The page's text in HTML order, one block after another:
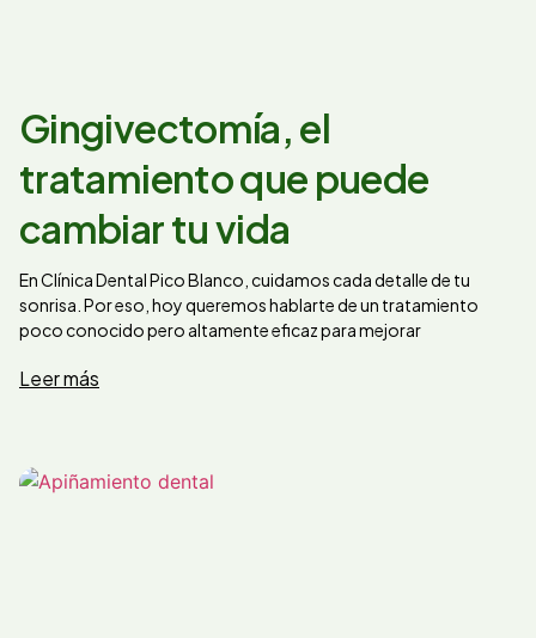
Gingivectomía, el
tratamiento que puede
cambiar tu vida
En Clínica Dental Pico Blanco, cuidamos cada detalle de tu
sonrisa. Por eso, hoy queremos hablarte de un tratamiento
poco conocido pero altamente eficaz para mejorar
Leer más